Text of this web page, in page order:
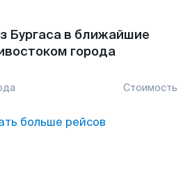
Бургаса в ближайшие
города
Стоимость
больше рейсов